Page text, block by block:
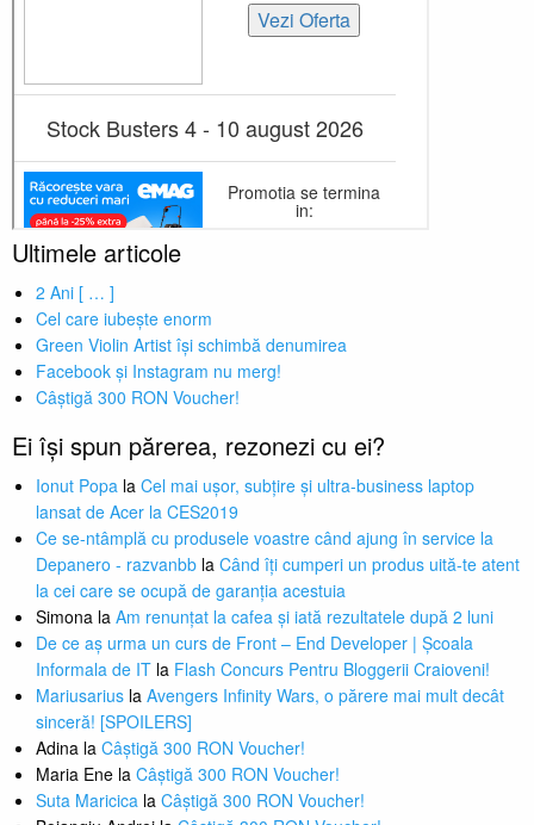
Ultimele articole
2 Ani [ … ]
Cel care iubește enorm
Green Violin Artist își schimbă denumirea
Facebook și Instagram nu merg!
Câștigă 300 RON Voucher!
Ei își spun părerea, rezonezi cu ei?
Ionut Popa la Cel mai ușor, subțire și ultra-business laptop
lansat de Acer la CES2019
Ce se-ntâmplă cu produsele voastre când ajung în service la
Depanero - razvanbb la Când îți cumperi un produs uită-te atent
la cei care se ocupă de garanția acestuia
Simona la Am renunțat la cafea și iată rezultatele după 2 luni
De ce aș urma un curs de Front – End Developer | Școala
Informala de IT la Flash Concurs Pentru Bloggerii Craioveni!
Mariusarius la Avengers Infinity Wars, o părere mai mult decât
sinceră! [SPOILERS]
Adina la Câștigă 300 RON Voucher!
Maria Ene la Câștigă 300 RON Voucher!
Suta Maricica la Câștigă 300 RON Voucher!